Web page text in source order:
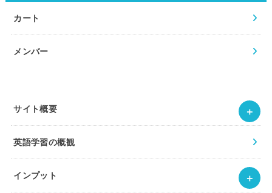
カート
メンバー
サイト概要
英語学習の概観
インプット